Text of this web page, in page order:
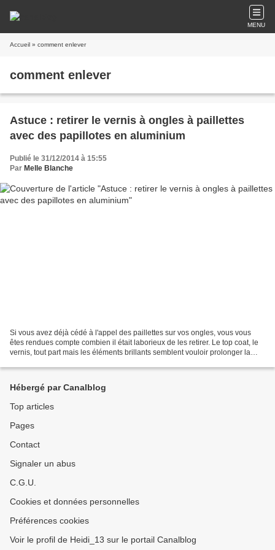
MENU
Accueil » comment enlever
comment enlever
Astuce : retirer le vernis à ongles à paillettes
avec des papillotes en aluminium
Publié le 31/12/2014 à 15:55
Par Melle Blanche
Si vous avez déjà cédé à l'appel des paillettes sur vos ongles, vous vous
êtes rendues compte combien il était laborieux de les retirer. Le top coat, le
vernis, tout part mais les éléments brillants semblent vouloir prolonger la
Hébergé par Canalblog
Top articles
Pages
Contact
Signaler un abus
C.G.U.
Cookies et données personnelles
Préférences cookies
Voir le profil de Heidi_13 sur le portail Canalblog